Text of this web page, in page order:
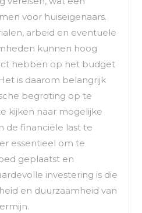
voor huiseigenaars.
arbeid en eventuele
kunnen hoog
hebben op het budget
is daarom belangrijk
begroting op te
kijken naar mogelijke
de financiële last te
essentieel om te
geplaatst en
investering is die
en duurzaamheid van